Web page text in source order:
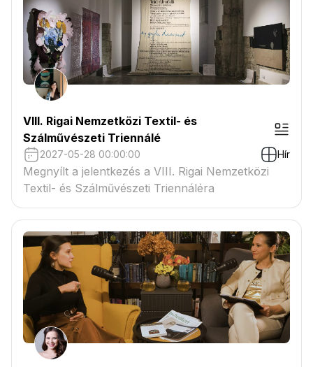
VIII. Rigai Nemzetközi Textil- és
Szálművészeti Triennálé
2027-05-28 00:00:00 Hír
Megnyílt a jelentkezés a VIII. Rigai Nemzetközi
Textil- és Szálművészeti Triennáléra